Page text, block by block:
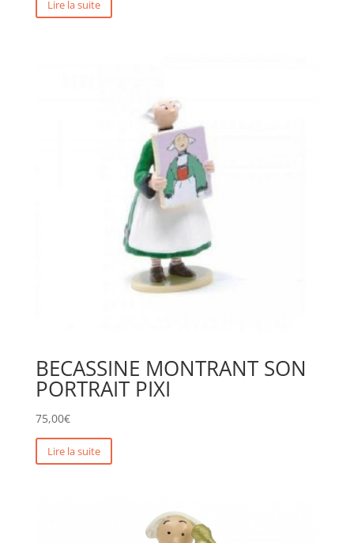
Lire la suite
BECASSINE MONTRANT SON
PORTRAIT PIXI
75,00€
Lire la suite